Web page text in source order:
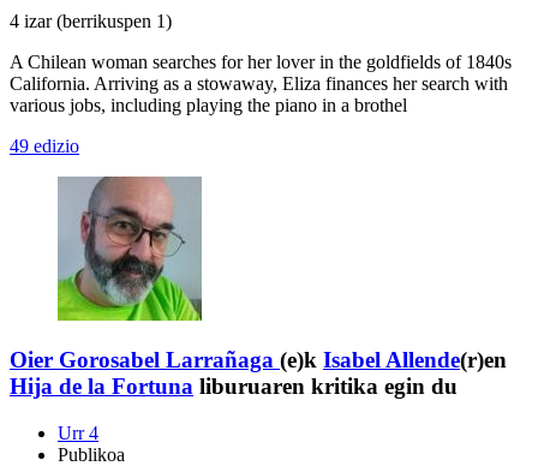
4 izar(berrikuspen 1)
A Chilean woman searches for her lover in the goldfields of 1840s
California. Arriving as a stowaway, Eliza finances her search with
various jobs, including playing the piano in a brothel
49 edizio
Oier Gorosabel Larrañaga (e)k Isabel Allende(r)en
Hija de la Fortuna liburuaren kritika egin du
Urr 4
Publikoa